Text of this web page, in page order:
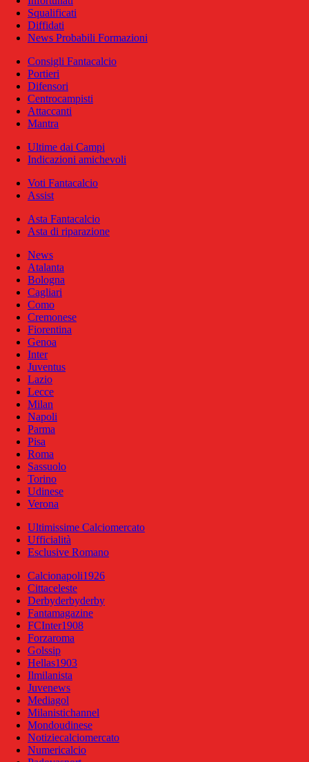
Squalificati
Diffidati
News Probabili Formazioni
Consigli Fantacalcio
Portieri
Difensori
Centrocampisti
Attaccanti
Mantra
Ultime dai Campi
Indicazioni amichevoli
Voti Fantacalcio
Assist
Asta Fantacalcio
Asta di riparazione
News
Atalanta
Bologna
Cagliari
Como
Cremonese
Fiorentina
Genoa
Inter
Juventus
Lazio
Lecce
Milan
Napoli
Parma
Pisa
Roma
Sassuolo
Torino
Udinese
Verona
Ultimissime Calciomercato
Ufficialità
Esclusive Romano
Calcionapoli1926
Cittaceleste
Derbyderbyderby
Fantamagazine
FCInter1908
Forzaroma
Golssip
Hellas1903
Ilmilanista
Juvenews
Mediagol
Milanistichannel
Mondoudinese
Notiziecalciomercato
Numericalcio